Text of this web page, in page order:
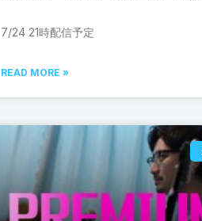
7/24 21時配信予定
READ MORE »